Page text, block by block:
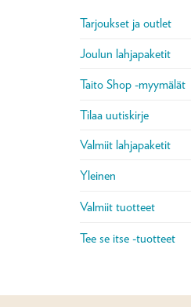
Tarjoukset ja outlet
Joulun lahjapaketit
Taito Shop -myymälät
Tilaa uutiskirje
Valmiit lahjapaketit
Yleinen
Valmiit tuotteet
Tee se itse -tuotteet